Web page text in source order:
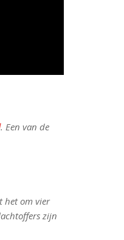
. Een van de
het om vier
zijn